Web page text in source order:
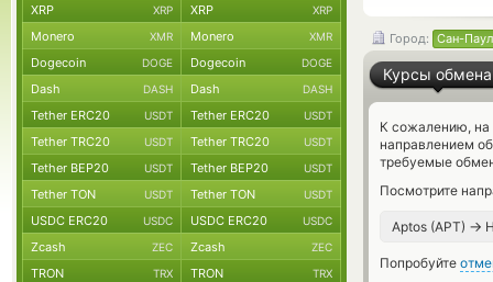
Город: Сан-
Курсы обмена
К сожалению, на
направлением
требуемые
Посмотрите
Aptos (APT) →
Попробуйте
XRP XRP XRP XRP
Monero XMR Monero XMR
Dogecoin DOGE Dogecoin DOGE
Dash DASH Dash DASH
Tether ERC20 USDT Tether ERC20 USDT
Tether TRC20 USDT Tether TRC20 USDT
Tether BEP20 USDT Tether BEP20 USDT
Tether TON USDT Tether TON USDT
USDC ERC20 USDC USDC ERC20 USDC
Zcash ZEC Zcash ZEC
TRON TRX TRON TRX